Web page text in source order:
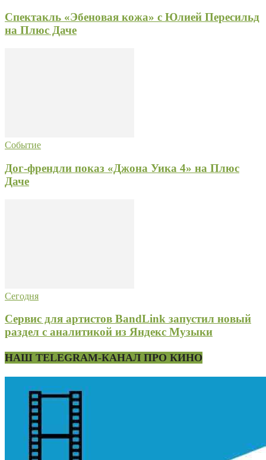
Спектакль «Эбеновая кожа» с Юлией Пересильд
на Плюс Даче
Событие
Дог-френдли показ «Джона Уика 4» на Плюс
Даче
Сегодня
Сервис для артистов BandLink запустил новый
раздел с аналитикой из Яндекс Музыки
НАШ TELEGRAM-КАНАЛ ПРО КИНО